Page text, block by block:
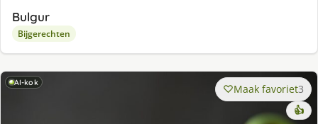
Bulgur
Bijgerechten
AI-kok Maak favoriet3
👍